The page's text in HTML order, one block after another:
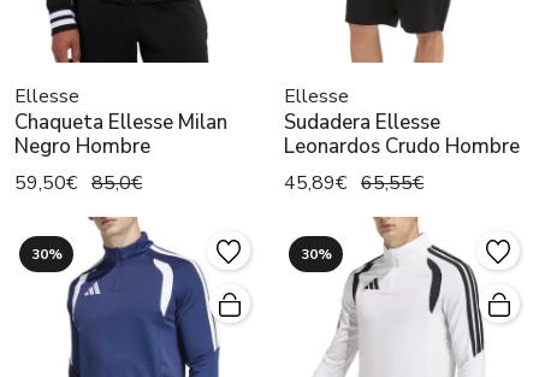
Ellesse
Chaqueta Ellesse Milan
Negro Hombre
59,50€ 85,0€
Ellesse
Sudadera Ellesse
Leonardos Crudo Hombre
45,89€ 65,55€
30% 30%